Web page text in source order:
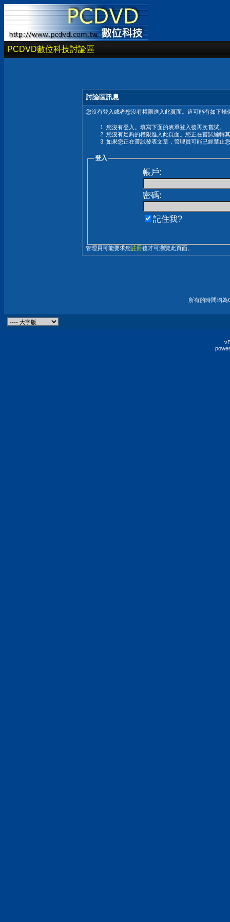
PCDVD數位科技討論區
討論區訊息
您沒有登入或者您沒有權限進入此頁面。這可能有如下幾
您沒有登入。填寫下面的表單登入後再次嘗試。
您沒有足夠的權限進入此頁面。您正在嘗試編輯
如果您正在嘗試發表文章，管理員可能已經禁止
登入
帳戶:
密碼:
記住我?
管理員可能要求您註冊後才可瀏覽此頁面。
所有的時間均為